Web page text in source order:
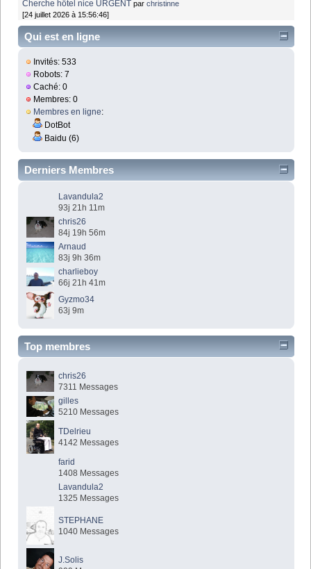
Cherche hôtel nice URGENT parchristinne
[24 juillet 2026 à 15:56:46]
Qui est en ligne
Invités: 533
Robots: 7
Caché: 0
Membres: 0
Membres en ligne:
DotBot
Baidu (6)
Derniers Membres
Lavandula2
93j 21h 11m
chris26
84j 19h 56m
Arnaud
83j 9h 36m
charlieboy
66j 21h 41m
Gyzmo34
63j 9m
Top membres
chris26
7311 Messages
gilles
5210 Messages
TDelrieu
4142 Messages
farid
1408 Messages
Lavandula2
1325 Messages
STEPHANE
1040 Messages
J.Solis